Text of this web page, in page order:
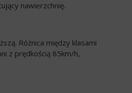
nawierzchnię.
Różnica między klasami
z prędkością 85km/h,